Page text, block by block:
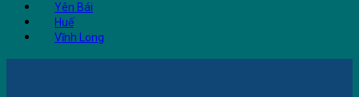
Yên Bái
Huế
Vĩnh Long